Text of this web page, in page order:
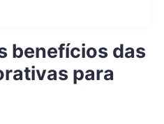
benefícios das
para